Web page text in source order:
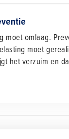
moet omlaag.
moet
het verzuim en